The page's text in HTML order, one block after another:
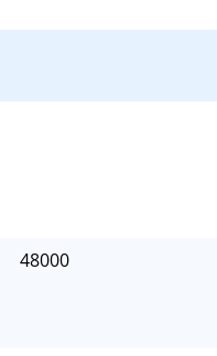
48000